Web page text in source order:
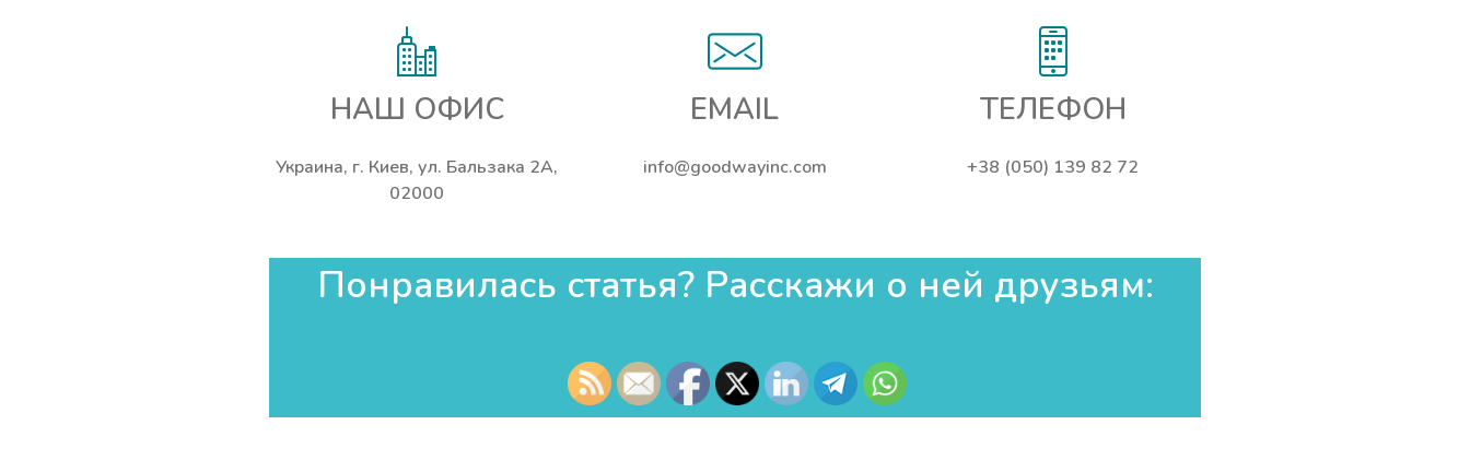
НАШ ОФИС
Украина, г. Киев, ул. Бальзака 2А,
02000
EMAIL
info@goodwayinc.com
ТЕЛЕФОН
+38 (050) 139 82 72
Понравилась статья? Расскажи о ней друзьям:​